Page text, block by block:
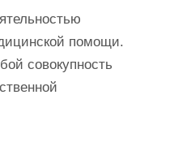
помощи.
совокупность